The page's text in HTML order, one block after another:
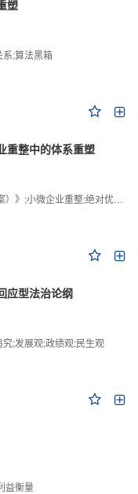
塑
系;算法黑箱
重整中的体系重塑
先原则;股东权益保留;预期可支配收入标准
应型法治论纲
;发展观;政绩观;民生观
益衡量